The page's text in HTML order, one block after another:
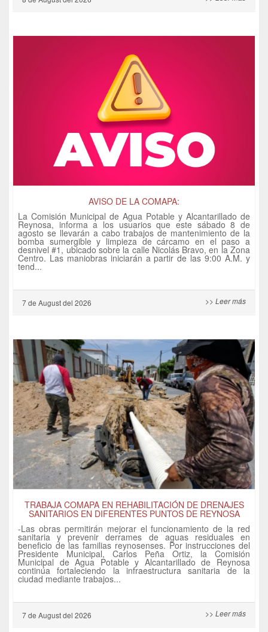
AVISO DE LA COMAPA:
La Comisión Municipal de Agua Potable y Alcantarillado de
Reynosa, informa a los usuarios que este sábado 8 de
agosto se llevarán a cabo trabajos de mantenimiento de la
bomba sumergible y limpieza de cárcamo en el paso a
desnivel #1, ubicado sobre la calle Nicolás Bravo, en la Zona
Centro. Las maniobras iniciarán a partir de las 9:00 A.M. y
tend...
7 de Augustdel 2026 >> Leer más
TRABAJA COMAPA EN REHABILITACIÓN DE DRENAJES
SANITARIOS EN DIFERENTES PUNTOS DE REYNOSA
-Las obras permitirán mejorar el funcionamiento de la red
sanitaria y prevenir derrames de aguas residuales en
beneficio de las familias reynosenses. Por instrucciones del
Presidente Municipal, Carlos Peña Ortiz, la Comisión
Municipal de Agua Potable y Alcantarillado de Reynosa
continúa fortaleciendo la infraestructura sanitaria de la
ciudad mediante trabajos...
7 de Augustdel 2026 >> Leer más